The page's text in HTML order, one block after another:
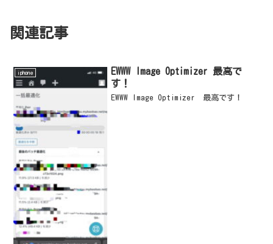
関連記事
iphone
EWWW Image Optimizer 最高で
す！
EWWW Image Optimizer 最高です！